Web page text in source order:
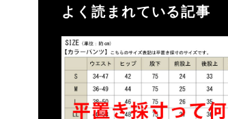
よく読まれている記事